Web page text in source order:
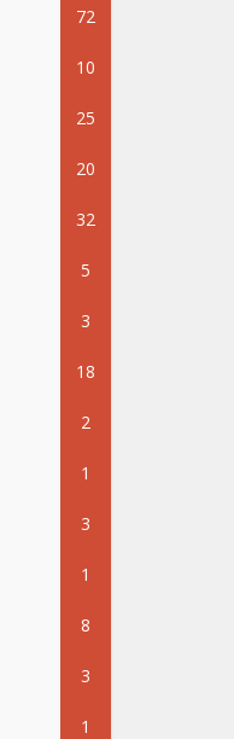
72
10
25
20
32
5
3
18
2
1
3
1
8
3
1